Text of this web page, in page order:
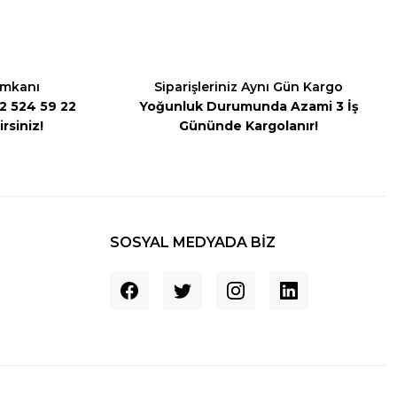
524 59 22
Siparişleriniz Aynı Gün Kargo
Yoğunluk Durumunda Azami 3 İş
Gününde Kargolanır!
SOSYAL MEDYADA BİZ